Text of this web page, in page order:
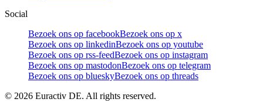
Social
Bezoek ons op facebookBezoek ons op x
Bezoek ons op linkedinBezoek ons op youtube
Bezoek ons op rss-feedBezoek ons op instagram
Bezoek ons op mastodonBezoek ons op telegram
Bezoek ons op blueskyBezoek ons op threads
© 2026 Euractiv DE. All rights reserved.